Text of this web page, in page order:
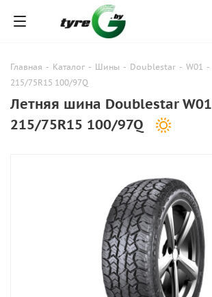
Главная - Каталог - Шины - Doublestar - W01 -
215/75R15 100/97Q
Летняя шина Doublestar W01
215/75R15 100/97Q